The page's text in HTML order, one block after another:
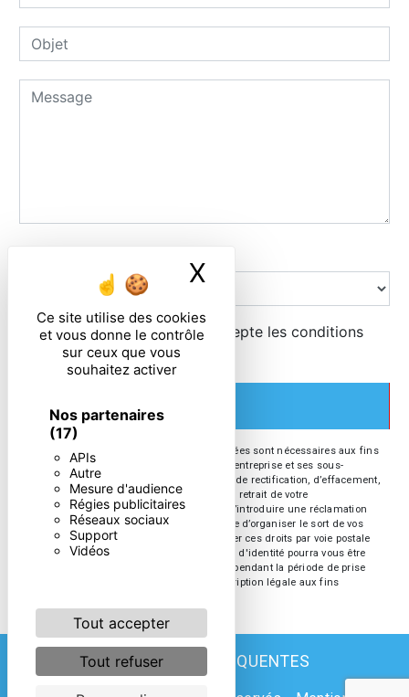
Ce site utilise des cookies
et vous donne le contrôle
sur ceux que vous
souhaitez activer
Nos partenaires
(17)
APIs
Autre
Mesure d'audience
Régies publicitaires
Réseaux sociaux
Support
Vidéos
Tout accepter
Tout refuser
X Masquer le
En cochant cette case, j'accepte les conditions
particulières ci-dessous **
** Les données personnelles communiquées sont nécessaires aux fins
de vous contacter. Elles sont destinées à l'entreprise et ses sous-
traitants. Vous disposez de droits d’accès, de rectification, d’effacement,
de portabilité, de limitation, d’opposition, de retrait de votre
consentement à tout moment et du droit d’introduire une réclamation
auprès d’une autorité de contrôle, ainsi que d’organiser le sort de vos
données post-mortem. Vous pouvez exercer ces droits par voie postale
ou par courrier électronique. Un justificatif d'identité pourra vous être
demandé. Nous conservons vos données pendant la période de prise
de contact puis pendant la durée de prescription légale aux fins
RECHERCHES FRÉQUENTES